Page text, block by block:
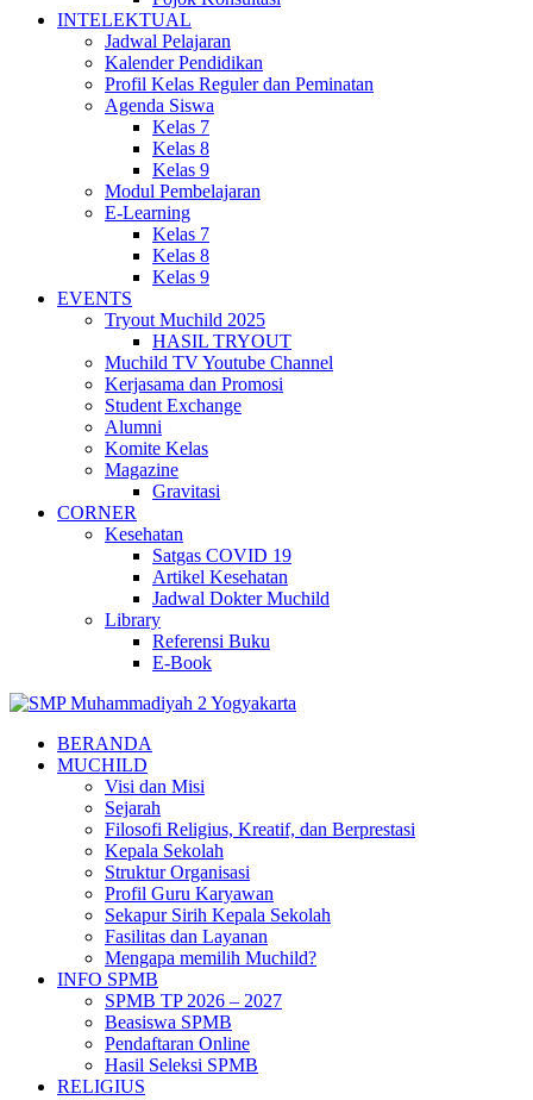
INTELEKTUAL
Jadwal Pelajaran
Kalender Pendidikan
Profil Kelas Reguler dan Peminatan
Agenda Siswa
Kelas 7
Kelas 8
Kelas 9
Modul Pembelajaran
E-Learning
Kelas 7
Kelas 8
Kelas 9
EVENTS
Tryout Muchild 2025
HASIL TRYOUT
Muchild TV Youtube Channel
Kerjasama dan Promosi
Student Exchange
Alumni
Komite Kelas
Magazine
Gravitasi
CORNER
Kesehatan
Satgas COVID 19
Artikel Kesehatan
Jadwal Dokter Muchild
Library
Referensi Buku
E-Book
BERANDA
MUCHILD
Visi dan Misi
Sejarah
Filosofi Religius, Kreatif, dan Berprestasi
Kepala Sekolah
Struktur Organisasi
Profil Guru Karyawan
Sekapur Sirih Kepala Sekolah
Fasilitas dan Layanan
Mengapa memilih Muchild?
INFO SPMB
SPMB TP 2026 – 2027
Beasiswa SPMB
Pendaftaran Online
Hasil Seleksi SPMB
RELIGIUS